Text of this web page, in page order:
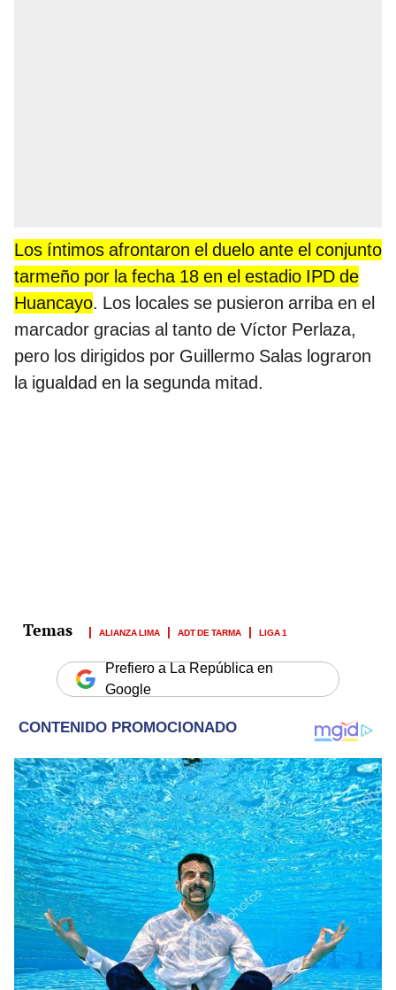
Los íntimos afrontaron el duelo ante el conjunto
tarmeño por la fecha 18 en el estadio IPD de
Huancayo. Los locales se pusieron arriba en el
marcador gracias al tanto de Víctor Perlaza,
pero los dirigidos por Guillermo Salas lograron
la igualdad en la segunda mitad.
ALIANZA LIMA ADT DE TARMA LIGA 1
Prefiero a La República en
Google